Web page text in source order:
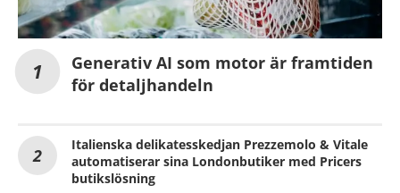
Generativ AI som motor är framtiden
för detaljhandeln
Italienska delikatesskedjan Prezzemolo & Vitale
automatiserar sina Londonbutiker med Pricers
butikslösning